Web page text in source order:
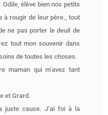
élève bien nos petits
à rougir de leur père., tout
ne pas porter le deuil de
tout mon souvenir dans
de toutes les choses.
maman qui m’avez tant
et Grard.
juste cause. J’ai foi à la